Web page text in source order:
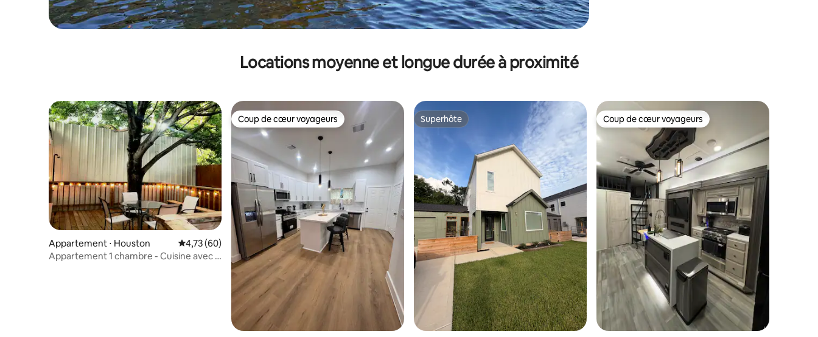
Locations moyenne et longue durée à proximité
Appartement ⋅ Houston Évaluation moyenne sur la base de 60 commentaires : 4,73 sur 5
4,73 (60)
Appartement 1 chambre - Cuisine avec 2
Coup de cœur voyageurs
Coup de cœur voyageurs Superhôte
Superhôte Coup de cœur voyageurs
Coup de cœur voyageurs